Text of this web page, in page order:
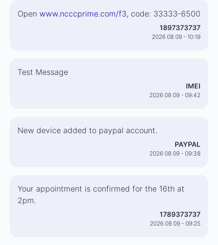
Open www.ncccprime.com/f3, code: 33333-6500
1897373737
2026 08 09 - 10:19
Test Message
IMEI
2026 08 09 - 09:42
New device added to paypal account.
PAYPAL
2026 08 09 - 09:38
Your appointment is confirmed for the 16th at
2pm.
1789373737
2026 08 09 - 09:25